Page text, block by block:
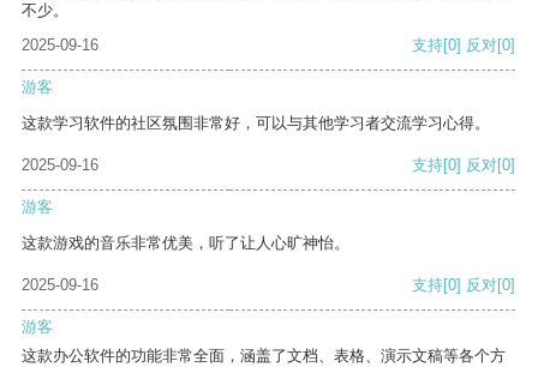
不少。
2025-09-16
支持[0] 反对[0]
游客
这款学习软件的社区氛围非常好，可以与其他学习者交流学习心得。
2025-09-16 支持[0] 反对[0]
游客
这款游戏的音乐非常优美，听了让人心旷神怡。
2025-09-16 支持[0] 反对[0]
游客
这款办公软件的功能非常全面，涵盖了文档、表格、演示文稿等各个方